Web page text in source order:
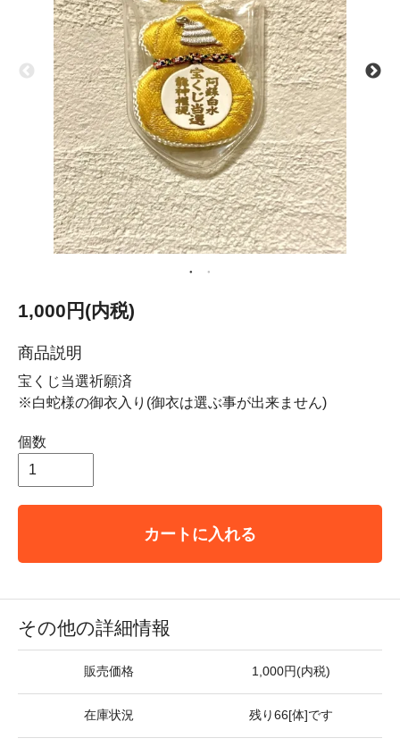
1,000円(内税)
商品説明
宝くじ当選祈願済
※白蛇様の御衣入り(御衣は選ぶ事が出来ません)
個数
カートに入れる
その他の詳細情報
販売価格 1,000円(内税)
在庫状況 残り66[体]です